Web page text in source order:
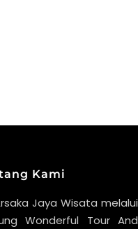
Kami
Jaya Wisata melalui
Wonderful Tour And